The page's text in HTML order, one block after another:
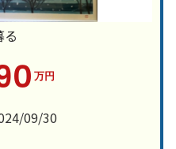
る
万円
09/30